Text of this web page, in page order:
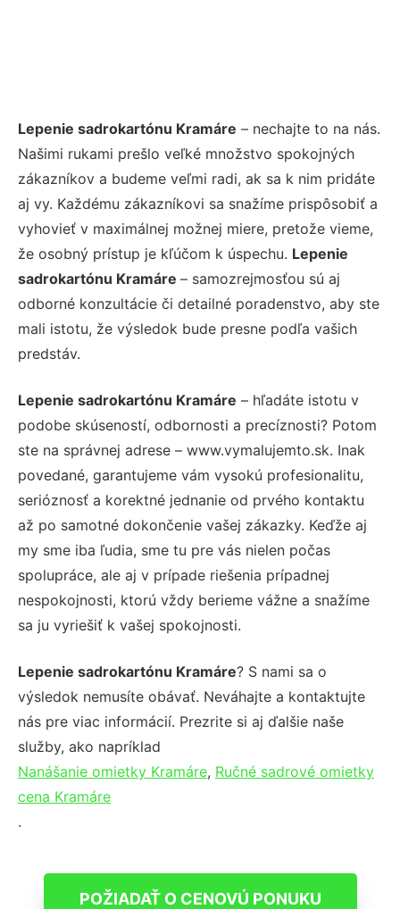
Lepenie sadrokartónu Kramáre – nechajte to na nás.
Našimi rukami prešlo veľké množstvo spokojných
zákazníkov a budeme veľmi radi, ak sa k nim pridáte
aj vy. Každému zákazníkovi sa snažíme prispôsobiť a
vyhovieť v maximálnej možnej miere, pretože vieme,
že osobný prístup je kľúčom k úspechu. Lepenie
sadrokartónu Kramáre – samozrejmosťou sú aj
odborné konzultácie či detailné poradenstvo, aby ste
mali istotu, že výsledok bude presne podľa vašich
predstáv.
Lepenie sadrokartónu Kramáre – hľadáte istotu v
podobe skúseností, odbornosti a precíznosti? Potom
ste na správnej adrese – www.vymalujemto.sk. Inak
povedané, garantujeme vám vysokú profesionalitu,
serióznosť a korektné jednanie od prvého kontaktu
až po samotné dokončenie vašej zákazky. Keďže aj
my sme iba ľudia, sme tu pre vás nielen počas
spolupráce, ale aj v prípade riešenia prípadnej
nespokojnosti, ktorú vždy berieme vážne a snažíme
sa ju vyriešiť k vašej spokojnosti.
Lepenie sadrokartónu Kramáre? S nami sa o
výsledok nemusíte obávať. Neváhajte a kontaktujte
nás pre viac informácií. Prezrite si aj ďalšie naše
služby, ako napríklad
Nanášanie omietky Kramáre, Ručné sadrové omietky
cena Kramáre
.
POŽIADAŤ O CENOVÚ PONUKU